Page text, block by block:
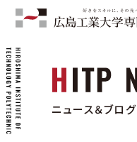
ニュース＆ブログ